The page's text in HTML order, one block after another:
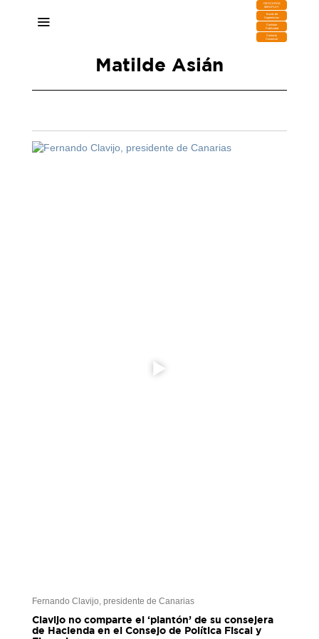
DESCARGA
MIRAPLAY
Buzón de
Sugerencias
Contratar
Publicidad
Contacto
Comercial
Matilde Asián
Fernando Clavijo, presidente de Canarias
Clavijo no comparte el ‘plantón’ de su consejera
de Hacienda en el Consejo de Política Fiscal y